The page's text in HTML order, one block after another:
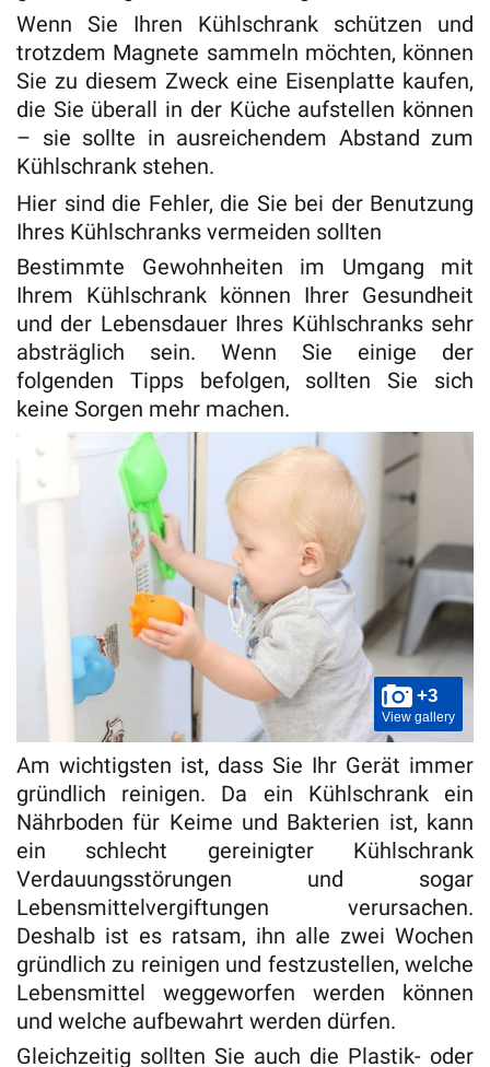
Wenn Sie Ihren Kühlschrank schützen und
trotzdem Magnete sammeln möchten, können
Sie zu diesem Zweck eine Eisenplatte kaufen,
die Sie überall in der Küche aufstellen können
– sie sollte in ausreichendem Abstand zum
Kühlschrank stehen.
Hier sind die Fehler, die Sie bei der Benutzung
Ihres Kühlschranks vermeiden sollten
Bestimmte Gewohnheiten im Umgang mit
Ihrem Kühlschrank können Ihrer Gesundheit
und der Lebensdauer Ihres Kühlschranks sehr
absträglich sein. Wenn Sie einige der
folgenden Tipps befolgen, sollten Sie sich
keine Sorgen mehr machen.
+3
View gallery
Am wichtigsten ist, dass Sie Ihr Gerät immer
gründlich reinigen. Da ein Kühlschrank ein
Nährboden für Keime und Bakterien ist, kann
ein schlecht gereinigter Kühlschrank
Verdauungsstörungen und sogar
Lebensmittelvergiftungen verursachen.
Deshalb ist es ratsam, ihn alle zwei Wochen
gründlich zu reinigen und festzustellen, welche
Lebensmittel weggeworfen werden können
und welche aufbewahrt werden dürfen.
Gleichzeitig sollten Sie auch die Plastik- oder